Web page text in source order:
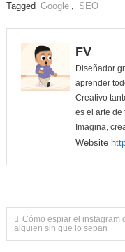
Tagged Google , SEO
FV
Diseñador
aprender
Creativo
es el arte de
Imagina,
Website
Navegación
Cómo espiar el instagram
alguien sin que lo sepan